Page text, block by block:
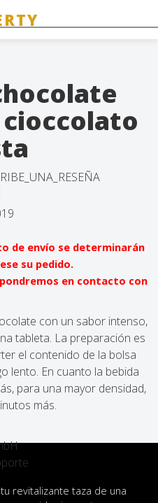
de envío se determinarán
su pedido.
en contacto con
con un sabor intenso,
tableta. La preparación es
el contenido de la bolsa
lento. En cuanto la bebida
para una mayor densidad,
más.
tu revitalizante taza de una